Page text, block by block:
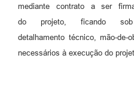
mediante contrato a ser
do projeto, ficando
detalhamento técnico, mão-de-
necessários à execução do